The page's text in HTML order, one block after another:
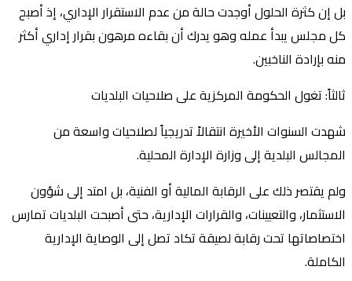
بل إن كثرة الحلول أوجدت حالة من عدم الاستقرار الإداري، إذ أصبح
كل مجلس يبدأ عمله وهو يدرك أن بقاءه مرهون بقرار إداري أكثر
منه بإرادة الناخبين.
ثالثاً: تغول الحكومة المركزية على صلاحيات البلديات
شهدت السنوات الأخيرة انتقالاً تدريجياً لصلاحيات واسعة من
المجالس البلدية إلى وزارة الإدارة المحلية.
ولم يقتصر ذلك على الرقابة المالية أو الفنية، بل امتد إلى شؤون
الاستثمار، والتعيينات، والقرارات الإدارية، حتى أصبحت البلديات تمارس
اختصاصاتها تحت رقابة لصيقة تكاد تصل إلى الوصاية الإدارية
الكاملة.